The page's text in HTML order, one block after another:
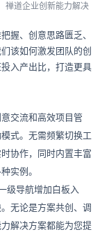
禅道企业创新能力解决
握、创意思路匮乏、
该如何激发团队的创
入产出比，打造更具
交流和高效项目管
式。无需频繁切换工
协作，同时内置丰富
实例。
级导航增加白板入
无论是方案共创、调
解决方案都能为您提